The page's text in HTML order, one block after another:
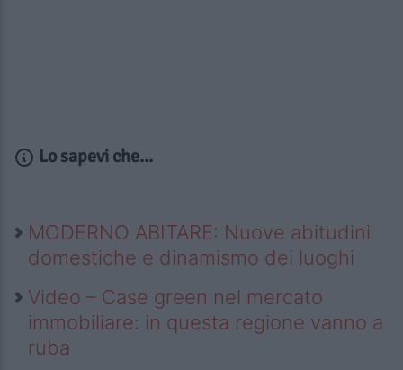
Lo sapevi che...
MODERNO ABITARE: Nuove abitudini
domestiche e dinamismo dei luoghi
Video – Case green nel mercato
immobiliare: in questa regione vanno a
ruba